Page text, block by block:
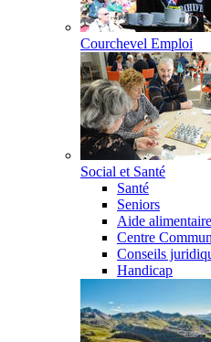
Courchevel Emploi
Social et Santé
Santé
Seniors
Aide alimentaire
Centre
Conseils
Handicap